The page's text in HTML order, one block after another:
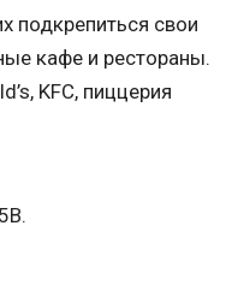
подкрепиться свои
кафе и рестораны.
KFC, пиццерия